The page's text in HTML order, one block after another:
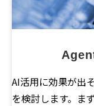
AI活用に効果が出
を検討します。ま